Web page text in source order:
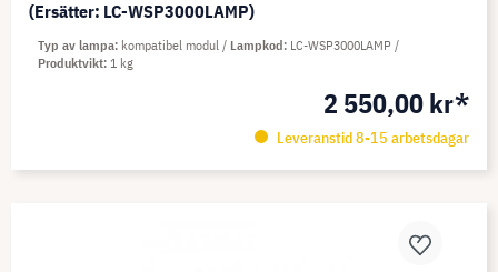
(Ersätter: LC-WSP3000LAMP)
2 550,00 kr*
Leveranstid 8-15 arbetsdagar
Typ av lampa kompatibel modul Lampkod LC-WSP3000LAMP
Produktvikt 1 kg